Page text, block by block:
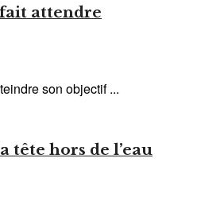
attendre
son objectif ...
tête hors de l’eau